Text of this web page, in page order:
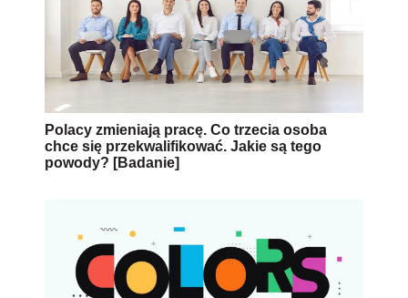
Polacy zmieniają pracę. Co trzecia osoba
chce się przekwalifikować. Jakie są tego
powody? [Badanie]